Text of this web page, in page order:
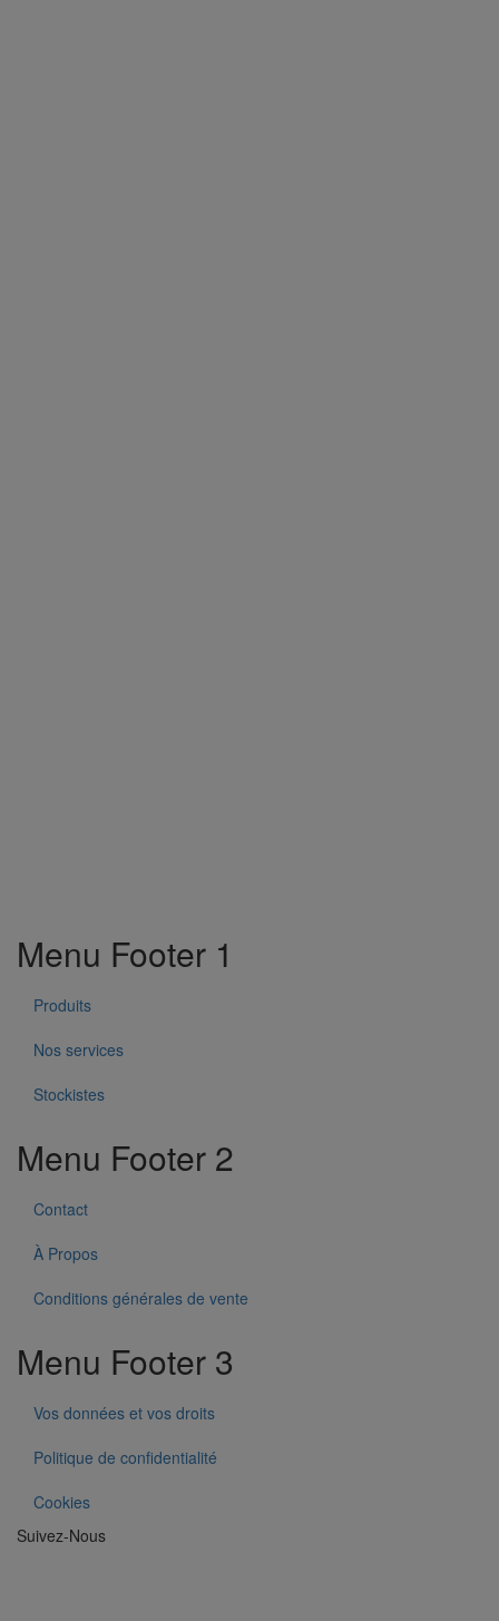
Menu Footer 1
Produits
Nos services
Stockistes
Menu Footer 2
Contact
À Propos
Conditions générales de vente
Menu Footer 3
Vos données et vos droits
Politique de confidentialité
Cookies
Suivez-Nous